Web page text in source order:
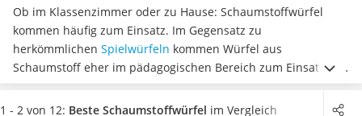
Kinderuhr
Babyphone
Treppenschutzgitter
Kindersitz ab 4 Jahren
Kinderroller 3 Räder
Ferngesteuertes Auto
Ob im Klassenzimmer oder zu Hause: Schaumstoffwürfel
kommen häufig zum Einsatz. Im Gegensatz zu
herkömmlichen Spielwürfeln kommen Würfel aus
Schaumstoff eher im pädagogischen Bereich zum Einsatz, wie
diverse Tests im Internet zeigen. So können auchWurfspiele
damit gespielt werden. Wählen Sie jetzt einen
1 - 2 von 12: Beste Schaumstoffwürfel im Vergleich